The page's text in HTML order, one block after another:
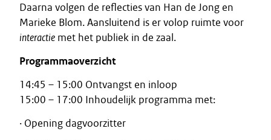
Daarna volgen de reflecties van Han de Jong en
Marieke Blom. Aansluitend is er volop ruimte voor
interactie met het publiek in de zaal.
Programmaoverzicht
14:45 – 15:00 Ontvangst en inloop
15:00 – 17:00 Inhoudelijk programma met:
· Opening dagvoorzitter